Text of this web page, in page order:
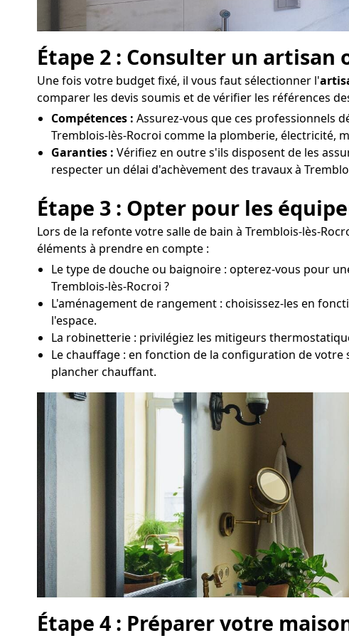
Étape 2 : Consulter un
Une fois votre budget fixé, il vous faut sélectionner l'
comparer les devis soumis et de vérifier les références
Compétences : Assurez-vous que ces professionnels
Tremblois-lès-Rocroi comme la plomberie, électricité,
Garanties : Vérifiez en outre s'ils disposent de les
respecter un délai d'achèvement des travaux à
Étape 3 : Opter pour les
Lors de la refonte votre salle de bain à Tremblois-lès-
éléments à prendre en compte :
Le type de douche ou baignoire : opterez-vous pour
Tremblois-lès-Rocroi ?
L'aménagement de rangement : choisissez-les en
l'espace.
La robinetterie : privilégiez les mitigeurs
Le chauffage : en fonction de la configuration de
plancher chauffant.
Étape 4 : Préparer votre